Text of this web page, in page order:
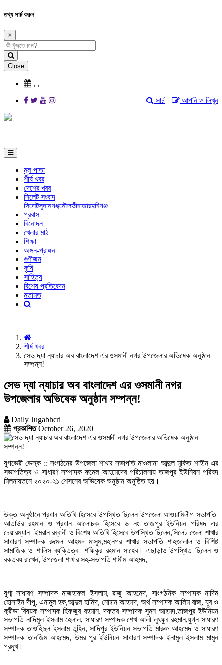
তথ্য সার্চ করুন
×
Close
, ,
আপনি ও লিখুন
সার্চ
মূল পাতা
শীর্ষ খবর
দেশের খবর
সিলেট সংবাদ
সিলেটসুনামগঞ্জমৌলভীবাজারহবিগঞ্জ
প্রবাস
বিনোদন
খেলার মাঠ
শিক্ষা
অঙ্গন-প্রাঙ্গন
গুণীজন
কৃষি
সাহিত্য
বিশেষ প্রতিবেদন
মতামত
শীর্ষ খবর
সেভ দ্যা ন্যাচার অব বাংলাদেশ এর ওসমানী নগর উপজেলার অভিষেক অনুষ্ঠান
সম্পন্ন!
সেভ দ্যা ন্যাচার অব বাংলাদেশ এর ওসমানী নগর
উপজেলার অভিষেক অনুষ্ঠান সম্পন্ন!
Daily Jugabheri
প্রকাশিতOctober 26, 2020
যুগভেরী ডেস্ক :: সংগঠনের উপজেলা শাখার সভাপতি মাওলানা আব্দুল মুকিত শাহীন এর
সভাপতিত্ব ও সাধারণ সম্পাদক রুমেল আহমেদের পরিচালনায় তাজপুর ইউনিয়ন পরিষদ
মিলনায়তনে ২০২০-২১ শেসনের অভিষেক অনুষ্ঠান অনুষ্ঠিত হয়।
উক্ত অনুষ্ঠানে প্রধান অতিথি হিসেবে উপস্থিত ছিলেন উপজেলা আওয়ামিলীগ সভাপতি
আতাউর রহমান ও প্রধান আলোচক হিসেবে ৬ নং তাজপুর ইউনিয়ন পরিষদ এর
চেয়ারম্যান ইমরান রব্বানী ও বিশেষ অতিথি হিসেবে উপস্থিত ছিলেন,সিলেট জেলা শাখার
সাধারণ সম্পাদক রুমেল আহমদ মাসুম,মহানগর শাখার সভাপতি শাহজালাল ও বিশিষ্ট
সামাজিক ও শালিস ব্যক্তিত্ব শফিকুর রহমান সাহেব। এছাড়াও উপস্থিত ছিলেন ও
বক্তব্য রাখেন, উপজেলা শাখার সহ-সভাপতি শামীম আহমদ,
যুগ্ম সাধারণ সম্পাদক মাজহারুল ইসলাম, রাজু আহমেদ, সাংগঠনিক সম্পাদক নাদিম
হোসাইন দীপু, এনামুল হক,আব্দুল হামিদ, নোমান আহমদ, অর্থ সম্পাদক আলিম রাজ, যুব ও
ক্রীড়া বিষয়ক সম্পাদক হিফজুর রহমান, দফতর সম্পাদক সুমন আহমদ,তাজপুর ইউনিয়ন
সভাপতি নাদিমুল ইসলাম হেলাল, সাধারণ সম্পাদক শেখ আলী লুৎফুর রহমান,যুগ্ন সাধারণ
সম্পাদক তাওহিদুল ইসলাম তুহিন, সাদিপুর ইউনিয়ন সভাপতি মারুফ আহমেদ ও সাধারণ
সম্পাদক তানজিম আহমেদ, উমর পুর ইউনিয়ন সাধারণ সম্পাদক ইনামুল ইসলাম মামুন
প্রমূখ।